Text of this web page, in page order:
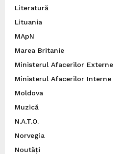
Literatură
Lituania
MApN
Marea Britanie
Ministerul Afacerilor Externe
Ministerul Afacerilor Interne
Moldova
Muzică
N.A.T.O.
Norvegia
Noutăți